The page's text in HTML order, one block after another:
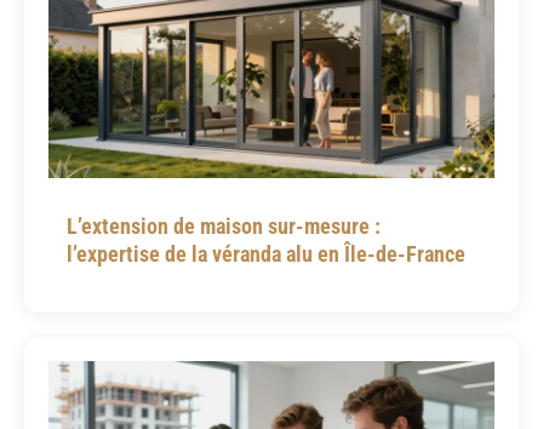
L’extension de maison sur-mesure :
l’expertise de la véranda alu en Île-de-France